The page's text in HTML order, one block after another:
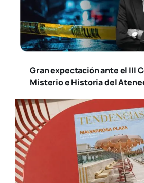
Gran expectación ante el III
Misterio e Historia del